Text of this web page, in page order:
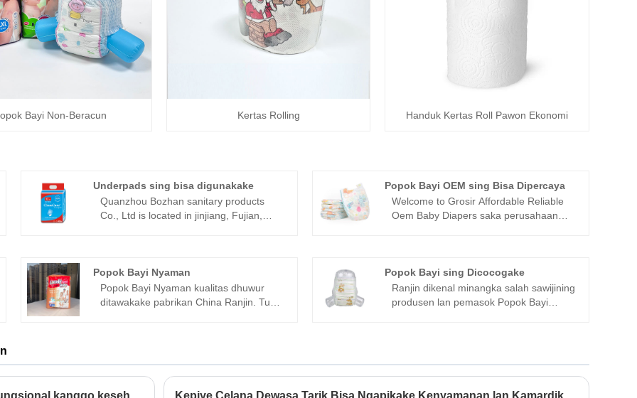
Bayi Non-Beracun Kertas Rolling Handuk Kertas Roll Pawon Ekonomi
Underpads sing bisa digunakake
Quanzhou Bozhan sanitary products
Co., Ltd is located in jinjiang, Fujian,
especially engaged in hygiene products
supplies.
Popok Bayi OEM sing Bisa Dipercaya
Welcome to Grosir Affordable Reliable
Oem Baby Diapers saka perusahaan
China. Kita ngarep-arep bisa nggarap
sampeyan, lan nyedhiyakake layanan
khusus kanggo sampeyan.
Popok Bayi Nyaman
Popok Bayi Nyaman kualitas dhuwur
ditawakake pabrikan China Ranjin. Tuku
Popok Bayi sing Dicocogake
Ranjin dikenal minangka salah sawijining
produsen lan pemasok Popok Bayi
miturut gagasan. Yen aku pesen saiki,
Napa sampeyan kudu milih napkin kebersihan fungsional kanggo kesehatan lan kenyamanan sing luwih apik? Kepiye Celana Dewasa Tarik Bisa Ngapikake Kenyamanan lan Kamardikan Saben?